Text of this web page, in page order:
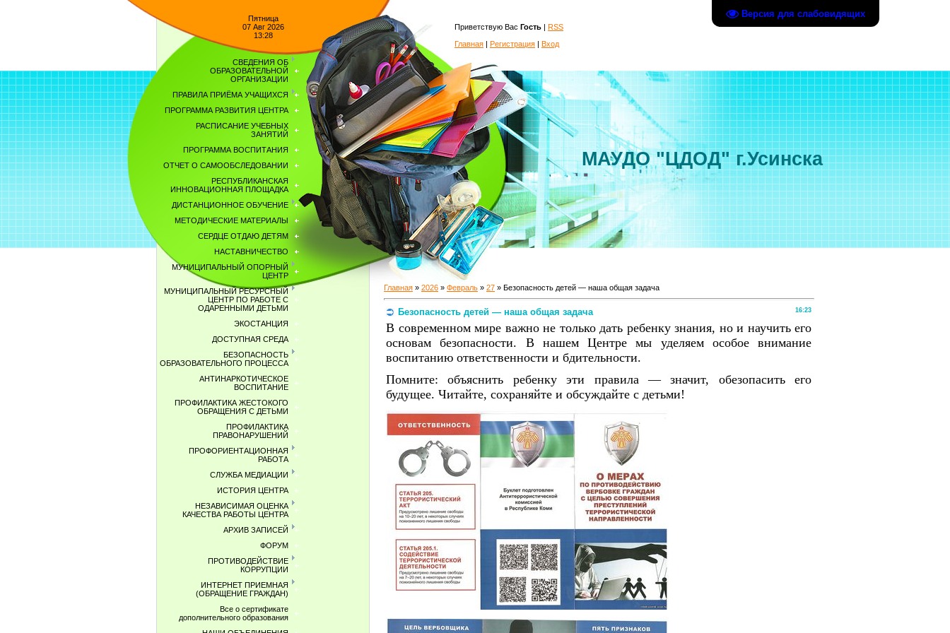
Версия для слабовидящих
Пятница
07 Авг 2026
13:28
СВЕДЕНИЯ ОБ
ОБРАЗОВАТЕЛЬНОЙ
ОРГАНИЗАЦИИ
ПРАВИЛА ПРИЁМА УЧАЩИХСЯ
ПРОГРАММА РАЗВИТИЯ ЦЕНТРА
РАСПИСАНИЕ УЧЕБНЫХ
ЗАНЯТИЙ
ПРОГРАММА ВОСПИТАНИЯ
ОТЧЕТ О САМООБСЛЕДОВАНИИ
РЕСПУБЛИКАНСКАЯ
ИННОВАЦИОННАЯ ПЛОЩАДКА
ДИСТАНЦИОННОЕ ОБУЧЕНИЕ
МЕТОДИЧЕСКИЕ МАТЕРИАЛЫ
СЕРДЦЕ ОТДАЮ ДЕТЯМ
НАСТАВНИЧЕСТВО
МУНИЦИПАЛЬНЫЙ ОПОРНЫЙ
ЦЕНТР
МУНИЦИПАЛЬНЫЙ РЕСУРСНЫЙ
ЦЕНТР ПО РАБОТЕ С
ОДАРЕННЫМИ ДЕТЬМИ
ЭКОСТАНЦИЯ
ДОСТУПНАЯ СРЕДА
БЕЗОПАСНОСТЬ
ОБРАЗОВАТЕЛЬНОГО ПРОЦЕССА
АНТИНАРКОТИЧЕСКОЕ
ВОСПИТАНИЕ
ПРОФИЛАКТИКА ЖЕСТОКОГО
ОБРАЩЕНИЯ С ДЕТЬМИ
ПРОФИЛАКТИКА
ПРАВОНАРУШЕНИЙ
ПРОФОРИЕНТАЦИОННАЯ
РАБОТА
СЛУЖБА МЕДИАЦИИ
ИСТОРИЯ ЦЕНТРА
НЕЗАВИСИМАЯ ОЦЕНКА
КАЧЕСТВА РАБОТЫ ЦЕНТРА
АРХИВ ЗАПИСЕЙ
ФОРУМ
ПРОТИВОДЕЙСТВИЕ
КОРРУПЦИИ
ИНТЕРНЕТ ПРИЕМНАЯ
(ОБРАЩЕНИЕ ГРАЖДАН)
Все о сертификате
дополнительного образования
Приветствую Вас Гость | RSS
Главная | Регистрация | Вход
МАУДО "ЦДОД" г.Усинска
Главная » 2026 » Февраль » 27 » Безопасность детей — наша общая задача
16:23
Безопасность детей — наша общая задача
В современном мире важно не только дать ребенку знания, но и научить его
основам безопасности. В нашем Центре мы уделяем особое внимание
воспитанию ответственности и бдительности.
Помните: объяснить ребенку эти правила — значит, обезопасить его
будущее. Читайте, сохраняйте и обсуждайте с детьми!